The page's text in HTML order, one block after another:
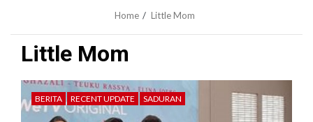
Home Little Mom
Little Mom
BERITA RECENT UPDATE SADURAN